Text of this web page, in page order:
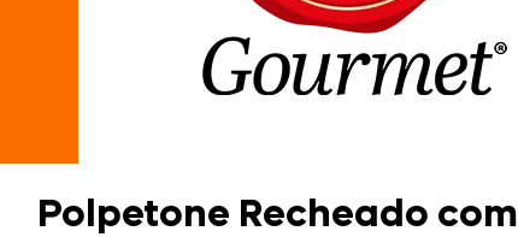
Polpetone Recheado com